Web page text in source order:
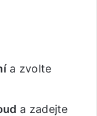
a zvolte
a zadejte